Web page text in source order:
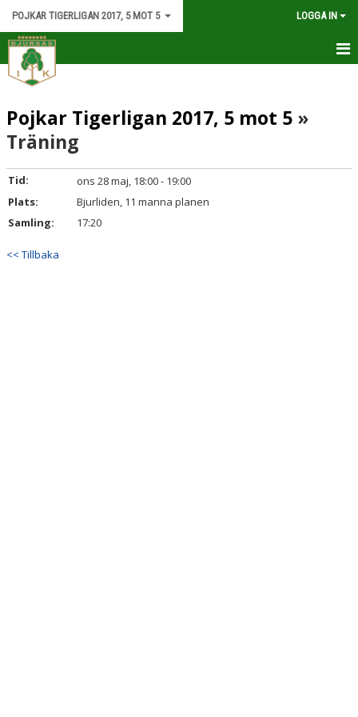
POJKAR TIGERLIGAN 2017, 5 MOT 5 LOGGA IN
HEM
NYHETER
ATT TÄNKA PÅ SOM FÖRÄLDER
KALENDER
KONTAKT
Pojkar Tigerligan 2017, 5 mot 5 »
Träning
Tid:
ons 28 maj, 18:00 - 19:00
Plats:
Bjurliden, 11 manna planen
Samling:
17:20
<< Tillbaka